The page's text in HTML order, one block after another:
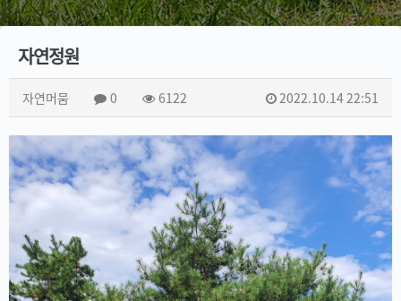
자연정원
자연머뭄 0 6122 2022.10.14 22:51